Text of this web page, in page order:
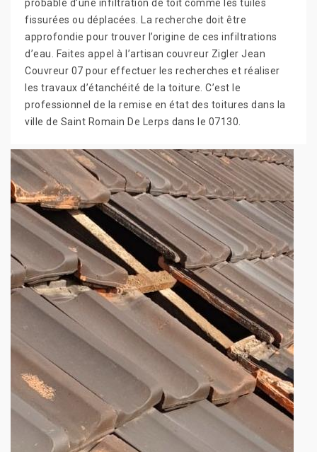
probable d’une infiltration de toit comme les tuiles
fissurées ou déplacées. La recherche doit être
approfondie pour trouver l’origine de ces infiltrations
d’eau. Faites appel à l’artisan couvreur Zigler Jean
Couvreur 07 pour effectuer les recherches et réaliser
les travaux d’étanchéité de la toiture. C’est le
professionnel de la remise en état des toitures dans la
ville de Saint Romain De Lerps dans le 07130.